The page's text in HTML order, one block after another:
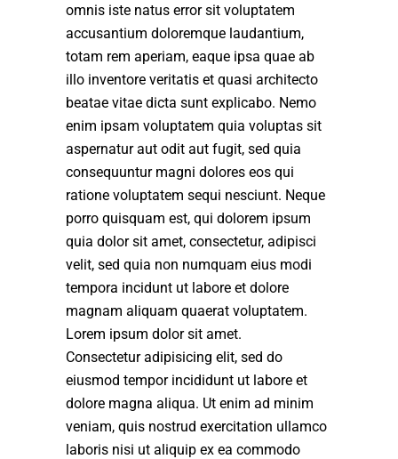
omnis iste natus error sit voluptatem
accusantium doloremque laudantium,
totam rem aperiam, eaque ipsa quae ab
illo inventore veritatis et quasi architecto
beatae vitae dicta sunt explicabo. Nemo
enim ipsam voluptatem quia voluptas sit
aspernatur aut odit aut fugit, sed quia
consequuntur magni dolores eos qui
ratione voluptatem sequi nesciunt. Neque
porro quisquam est, qui dolorem ipsum
quia dolor sit amet, consectetur, adipisci
velit, sed quia non numquam eius modi
tempora incidunt ut labore et dolore
magnam aliquam quaerat voluptatem.
Lorem ipsum dolor sit amet.
Consectetur adipisicing elit, sed do
eiusmod tempor incididunt ut labore et
dolore magna aliqua. Ut enim ad minim
veniam, quis nostrud exercitation ullamco
laboris nisi ut aliquip ex ea commodo